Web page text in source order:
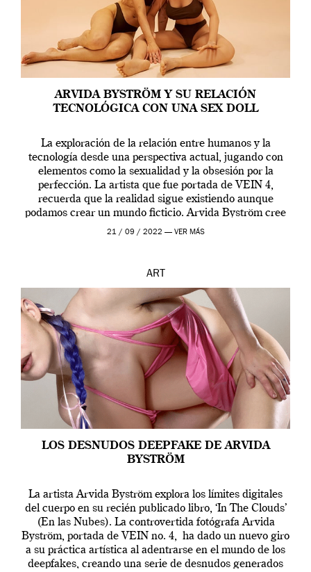
ARVIDA BYSTRÖM Y SU RELACIÓN
TECNOLÓGICA CON UNA SEX DOLL
La exploración de la relación entre humanos y la
tecnología desde una perspectiva actual, jugando con
elementos como la sexualidad y la obsesión por la
perfección. La artista que fue portada de VEIN 4,
recuerda que la realidad sigue existiendo aunque
podamos crear un mundo ficticio. Arvida Byström cree
que los humanos tienen un complejo […]
21 / 09 / 2022 — VER MÁS
ART
LOS DESNUDOS DEEPFAKE DE ARVIDA
BYSTRÖM
La artista Arvida Byström explora los límites digitales
del cuerpo en su recién publicado libro, ‘In The Clouds’
(En las Nubes). La controvertida fotógrafa Arvida
Byström, portada de VEIN no. 4, ha dado un nuevo giro
a su práctica artística al adentrarse en el mundo de los
deepfakes, creando una serie de desnudos generados